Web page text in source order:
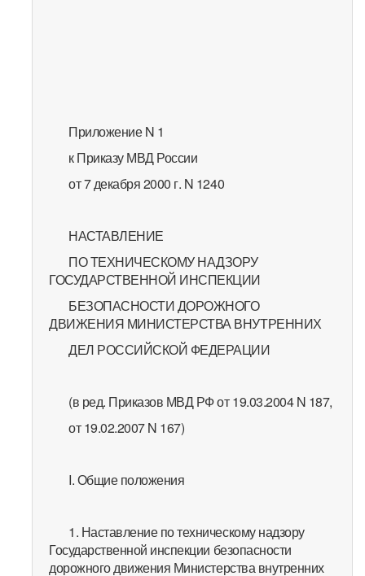
Приложение N 1
к Приказу МВД России
от 7 декабря 2000 г. N 1240
НАСТАВЛЕНИЕ
ПО ТЕХНИЧЕСКОМУ НАДЗОРУ
ГОСУДАРСТВЕННОЙ ИНСПЕКЦИИ
БЕЗОПАСНОСТИ ДОРОЖНОГО
ДВИЖЕНИЯ МИНИСТЕРСТВА ВНУТРЕННИХ
ДЕЛ РОССИЙСКОЙ ФЕДЕРАЦИИ
(в ред. Приказов МВД РФ от 19.03.2004 N 187,
от 19.02.2007 N 167)
I. Общие положения
1. Наставление по техническому надзору
Государственной инспекции безопасности
дорожного движения Министерства внутренних